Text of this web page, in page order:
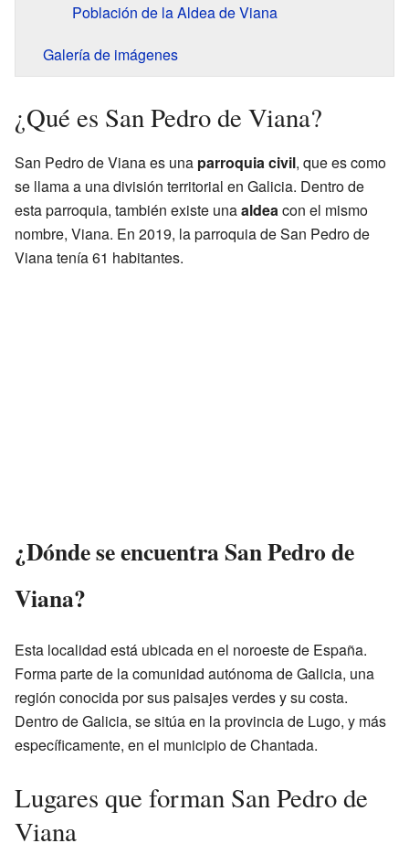
Población de la Aldea de Viana
Galería de imágenes
¿Qué es San Pedro de Viana?
San Pedro de Viana es una parroquia civil, que es como
se llama a una división territorial en Galicia. Dentro de
esta parroquia, también existe unaaldeacon el mismo
nombre, Viana. En 2019, la parroquia de San Pedro de
Viana tenía 61 habitantes.
¿Dónde se encuentra San Pedro de
Viana?
Esta localidad está ubicada en el noroeste de España.
Forma parte de la comunidad autónoma de Galicia, una
región conocida por sus paisajes verdes y su costa.
Dentro de Galicia, se sitúa en la provincia de Lugo, y más
específicamente, en el municipio de Chantada.
Lugares que forman San Pedro de
Viana